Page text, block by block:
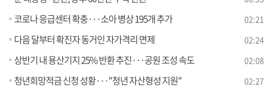
코로나 응급센터 확충···소아 병상 195개 추가 02:21
다음 달부터 확진자 동거인 자가격리 면제 02:24
상반기 내 용산기지 25% 반환 추진···공원 조성 속도 02:08
청년희망적금 신청 성황···"청년 자산형성 지원" 02:27